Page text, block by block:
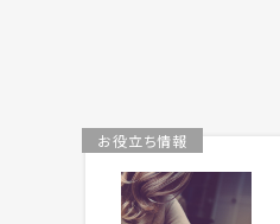
お役立ち情報